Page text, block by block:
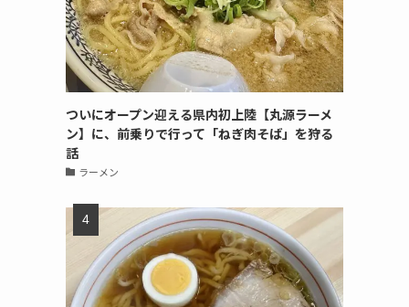
ついにオープン迎える県内初上陸【丸源ラーメ
ン】に、前乗りで行って「ねぎ肉そば」を狩る
話
ラーメン